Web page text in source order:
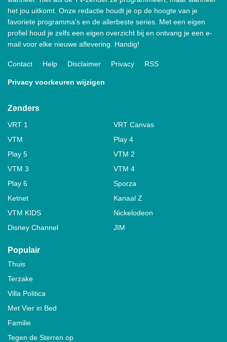
het jou uitkomt. Onze redactie houdt je op de hoogte van je
favoriete programma's en de allerbeste series. Met een eigen
profiel houd je zelfs een eigen overzicht bij en ontvang je een e-
mail voor elke nieuwe aflevering. Handig!
Contact Help Disclaimer Privacy RSS
Privacy voorkeuren wijzigen
Zenders
VRT 1
VRT Canvas
VTM
Play 4
Play 5
VTM 2
VTM 3
VTM 4
Play 6
Sporza
Ketnet
Kanaal Z
VTM KIDS
Nickelodeon
Disney Channel
JIM
Populair
Thuis
Terzake
Villa Politica
Met Vier in Bed
Familie
Tegen de Sterren op